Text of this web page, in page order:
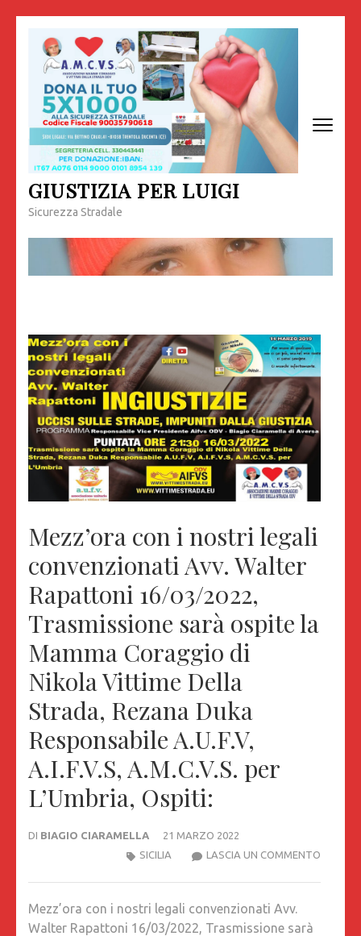
contenuto
(premi
invio)
GIUSTIZIA PER LUIGI
Sicurezza Stradale
Mezz’ora con i nostri legali
convenzionati Avv. Walter
Rapattoni 16/03/2022,
Trasmissione sarà ospite la
Mamma Coraggio di
Nikola Vittime Della
Strada, Rezana Duka
Responsabile A.U.F.V,
A.I.F.V.S, A.M.C.V.S. per
L’Umbria, Ospiti:
DI BIAGIO CIARAMELLA
21 MARZO 2022
LASCIA UN COMMENTO
SICILIA
Mezz’ora con i nostri legali convenzionati Avv.
Walter Rapattoni 16/03/2022, Trasmissione sarà